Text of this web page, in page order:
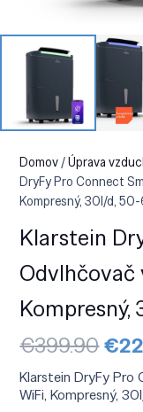
Domov/Úprava
DryFy Pro Connect
Kompresný, 30l/d, 50-
Klarstein
Odvlhčovač
Kompresný,
€399.90€
Klarstein DryFy Pro
WiFi, Kompresný,